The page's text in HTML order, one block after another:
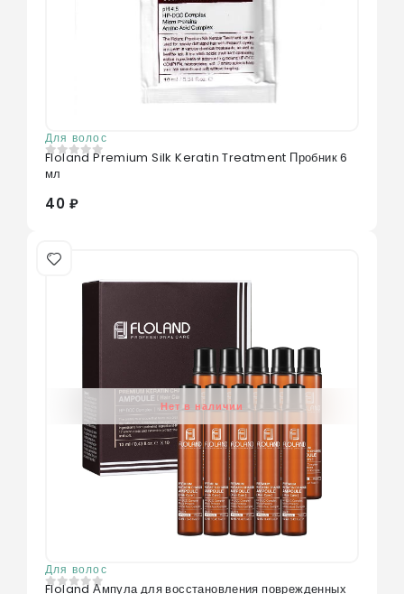
Для волос
0из 5
Floland Premium Silk Keratin Treatment Пробник 6
мл
40 ₽
Нет в наличии
Для волос
Floland Ампула для восстановления поврежденных